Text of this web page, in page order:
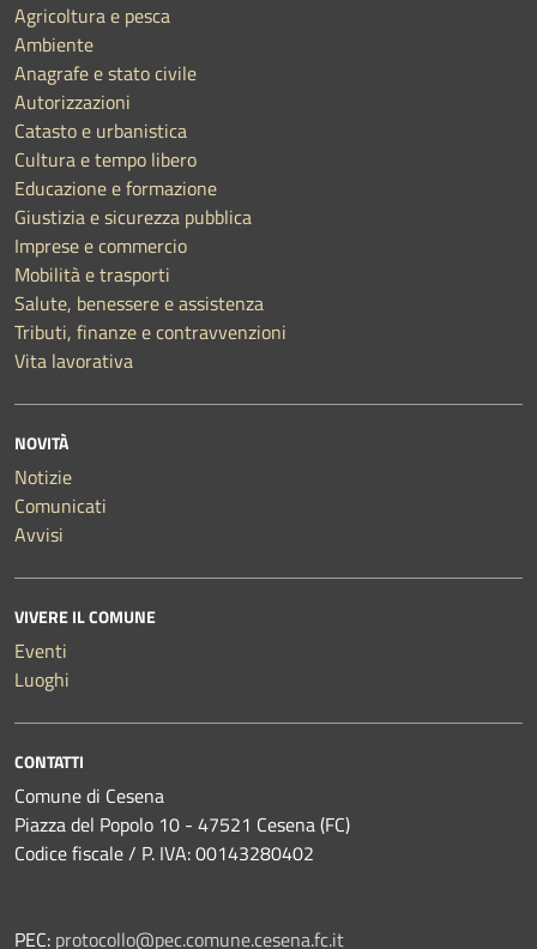
Agricoltura e pesca
Ambiente
Anagrafe e stato civile
Autorizzazioni
Catasto e urbanistica
Cultura e tempo libero
Educazione e formazione
Giustizia e sicurezza pubblica
Imprese e commercio
Mobilità e trasporti
Salute, benessere e assistenza
Tributi, finanze e contravvenzioni
Vita lavorativa
NOVITÀ
Notizie
Comunicati
Avvisi
VIVERE IL COMUNE
Eventi
Luoghi
CONTATTI
Comune di Cesena
Piazza del Popolo 10 - 47521 Cesena (FC)
Codice fiscale / P. IVA: 00143280402
PEC: protocollo@pec.comune.cesena.fc.it